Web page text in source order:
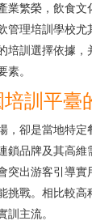
業繁榮，飲食
管理培訓學校
培訓選擇依據
。
訓平臺
，卻是當地特
鎖品牌及其高
突出游客引導
挑戰。相比較
主流。